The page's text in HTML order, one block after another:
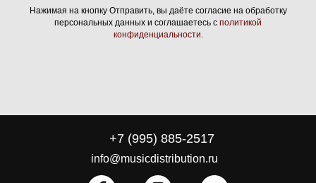
Нажимая на кнопку Отправить, вы даёте согласие на обработку
персональных данных и соглашаетесь с политикой
конфиденциальности.
info@musicdistribution.ru
+7 (995) 885-2517